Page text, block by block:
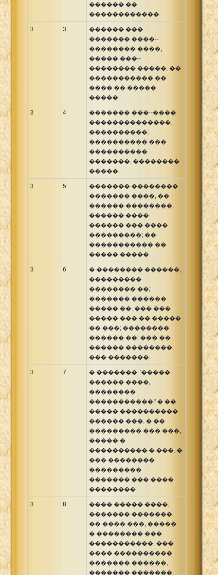
������ ��
������������.
3 3
������ ���
������� ����--
�������� ����,
����� ���--
�������� �����, ��
����������� ��
���� �� �����
�����.
3 4
������� ���--����
��������������,
����������;
���������� ���
����������
�������, ��������
�����.
3 5
������� ��������
������� ����, ��
������ ��������,
������ ����
������ ��� ����
���������; ��
����������� ��
����� �����.
3 6
� �������� ������,
���������
�������� ��;
������� ������
����� ��, ��� ���
����� ��� �� �����
�� ���; ��������
������ ��: ��� ��
������ ��������,
��� �������.
3 7
� �������: '�����
������ ����,
��������
�����������!' � ��
����� ����������
������ ���, � ��
��������� ��� ���,
����� �
���������� � ���; �
��� ��������
���������
������� ��� ����
��������.
3 8
���� ����� ����,
������� �������,
�� ���� ���, �����
� �������� ���
�����������, ���
���� ����������
������� ������,
������� �������,